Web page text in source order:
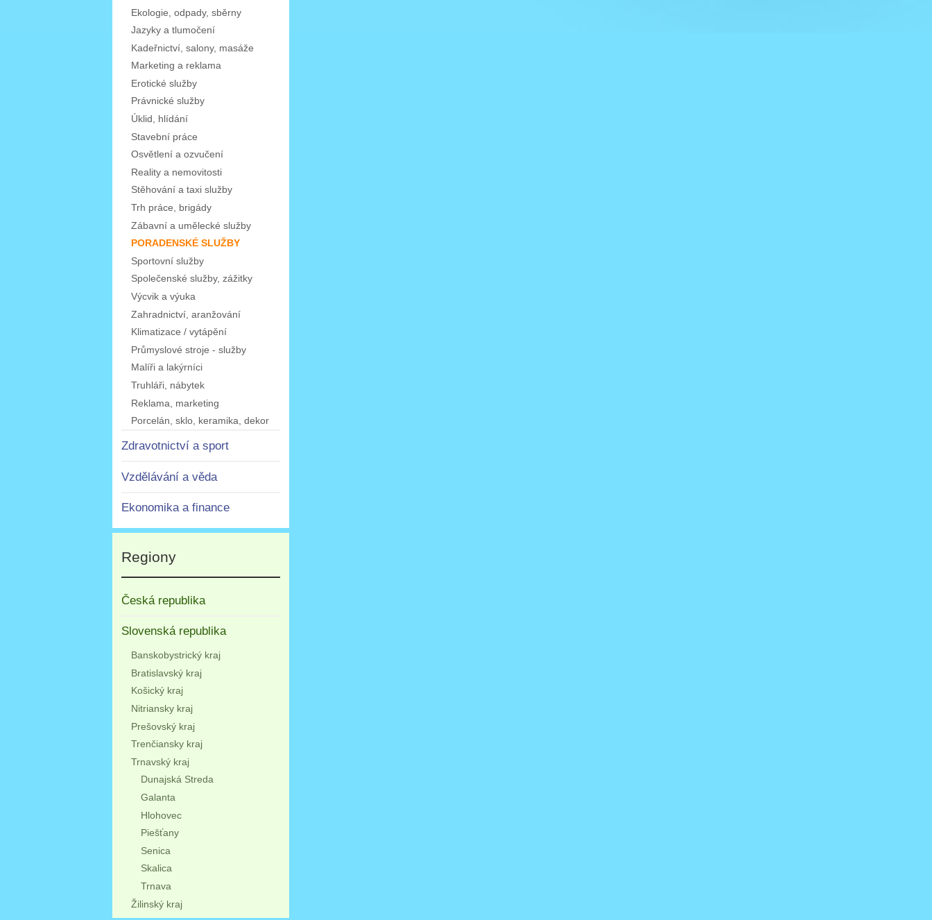
Ekologie, odpady, sběrny
Jazyky a tlumočení
Kadeřnictví, salony, masáže
Marketing a reklama
Erotické služby
Právnické služby
Úklid, hlídání
Stavební práce
Osvětlení a ozvučení
Reality a nemovitosti
Stěhování a taxi služby
Trh práce, brigády
Zábavní a umělecké služby
PORADENSKÉ SLUŽBY
Sportovní služby
Společenské služby, zážitky
Výcvik a výuka
Zahradnictví, aranžování
Klimatizace / vytápění
Průmyslové stroje - služby
Malíři a lakýrníci
Truhláři, nábytek
Reklama, marketing
Porcelán, sklo, keramika, dekor
Zdravotnictví a sport
Vzdělávání a věda
Ekonomika a finance
Regiony
Česká republika
Slovenská republika
Banskobystrický kraj
Bratislavský kraj
Košický kraj
Nitriansky kraj
Prešovský kraj
Trenčiansky kraj
Trnavský kraj
Dunajská Streda
Galanta
Hlohovec
Piešťany
Senica
Skalica
Trnava
Žilinský kraj